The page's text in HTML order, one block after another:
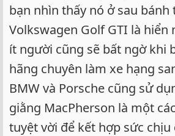
bạn nhìn thấy nó ở sau bánh
Volkswagen Golf GTI là hiển
ít người cũng sẽ bất ngờ khi
hãng chuyên làm xe hạng
BMW và Porsche cũng sử
giằng MacPherson là một
tuyệt vời để kết hợp sức